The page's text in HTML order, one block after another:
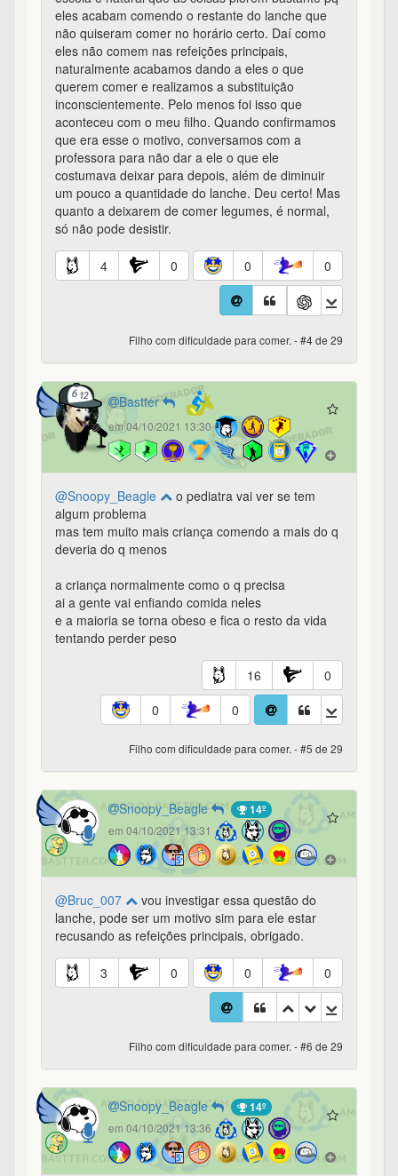
eles acabam comendo o restante do lanche que
não quiseram comer no horário certo. Daí como
eles não comem nas refeições principais,
naturalmente acabamos dando a eles o que
querem comer e realizamos a substituição
inconscientemente. Pelo menos foi isso que
aconteceu com o meu filho. Quando confirmamos
que era esse o motivo, conversamos com a
professora para não dar a ele o que ele
costumava deixar para depois, além de diminuir
um pouco a quantidade do lanche. Deu certo! Mas
quanto a deixarem de comer legumes, é normal,
só não pode desistir.
4 0 0 0
Filho com dificuldade para comer. - #4 de 29
Bastter
em 04/10/2021 13:30
@Snoopy_Beagle
o pediatra vai ver se tem
algum problema
mas tem muito mais criança comendo a mais do q
deveria do q menos
a criança normalmente como o q precisa
ai a gente vai enfiando comida neles
e a maioria se torna obeso e fica o resto da vida
tentando perder peso
16
0
0
0
Filho com dificuldade para comer. - #5 de 29
Snoopy_Beagle 14º
em 04/10/2021 13:31
@Bruc_007
vou investigar essa questão do
lanche, pode ser um motivo sim para ele estar
recusando as refeições principais, obrigado.
3 0 0 0
Filho com dificuldade para comer. - #6 de 29
Snoopy_Beagle 14º
em 04/10/2021 13:36